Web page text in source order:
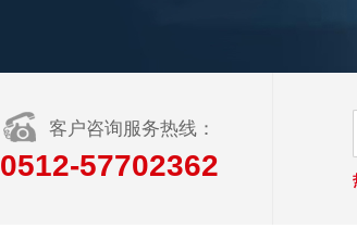
客户咨询服务热线：
0512-57702362